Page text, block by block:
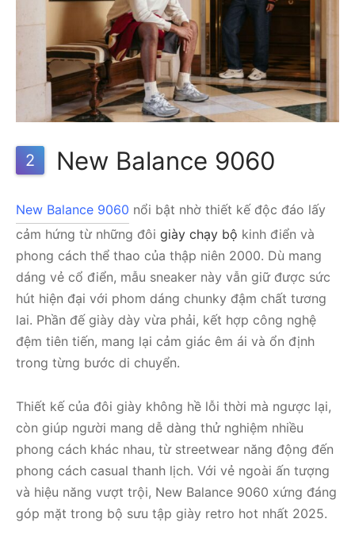
2 New Balance 9060
New Balance 9060 nổi bật nhờ thiết kế độc đáo lấy
cảm hứng từ những đôi giày chạy bộ kinh điển và
phong cách thể thao của thập niên 2000. Dù mang
dáng vẻ cổ điển, mẫu sneaker này vẫn giữ được sức
hút hiện đại với phom dáng chunky đậm chất tương
lai. Phần đế giày dày vừa phải, kết hợp công nghệ
đệm tiên tiến, mang lại cảm giác êm ái và ổn định
trong từng bước di chuyển.
Thiết kế của đôi giày không hề lỗi thời mà ngược lại,
còn giúp người mang dễ dàng thử nghiệm nhiều
phong cách khác nhau, từ streetwear năng động đến
phong cách casual thanh lịch. Với vẻ ngoài ấn tượng
và hiệu năng vượt trội, New Balance 9060 xứng đáng
góp mặt trong bộ sưu tập giày retro hot nhất 2025.